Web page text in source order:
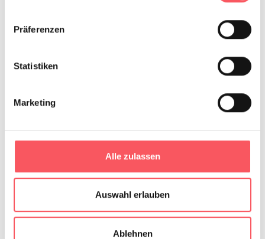
Präferenzen
Statistiken
Marketing
Alle zulassen
Auswahl erlauben
Ablehnen
Poster bis A0
Bestellung per Telefon/Mail bereits möglich
bitte jetzt anfragen